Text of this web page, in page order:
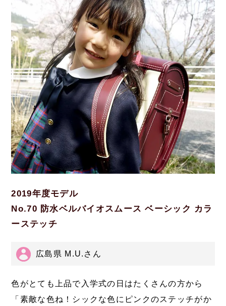
2019年度モデル
No.70 防水ベルバイオスムース ベーシック カラ
ーステッチ
広島県 M.U.さん
色がとても上品で入学式の日はたくさんの方から
「素敵な色ね！シックな色にピンクのステッチがか